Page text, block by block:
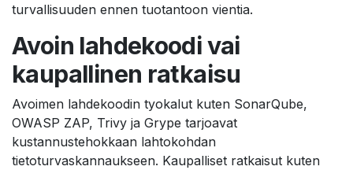
turvallisuuden ennen tuotantoon vientia.
Avoin lahdekoodi vai
kaupallinen ratkaisu
Avoimen lahdekoodin tyokalut kuten SonarQube,
OWASP ZAP, Trivy ja Grype tarjoavat
kustannustehokkaan lahtokohdan
tietoturvaskannaukseen. Kaupalliset ratkaisut kuten